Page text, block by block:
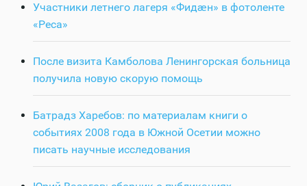
Участники летнего лагеря «Фидӕн» в фотоленте
«Реса»
После визита Камболова Ленингорская больница
получила новую скорую помощь
Батрадз Харебов: по материалам книги о
событиях 2008 года в Южной Осетии можно
писать научные исследования